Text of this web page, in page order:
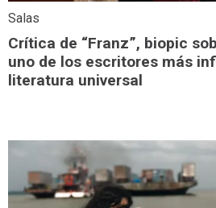
Salas
Crítica de “Franz”, biopic
uno de los escritores más
literatura universal